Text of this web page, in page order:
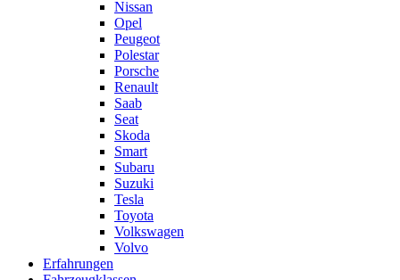
Nissan
Opel
Peugeot
Polestar
Porsche
Renault
Saab
Seat
Skoda
Smart
Subaru
Suzuki
Tesla
Toyota
Volkswagen
Volvo
Erfahrungen